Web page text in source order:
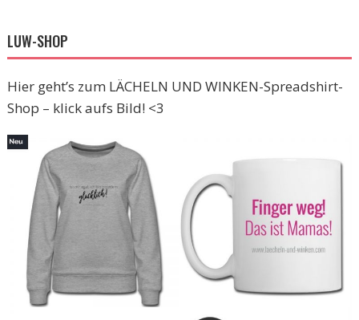
LUW-SHOP
Hier geht’s zum LÄCHELN UND WINKEN-Spreadshirt-
Shop – klick aufs Bild! <3